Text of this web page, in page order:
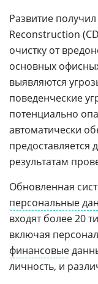
Развитие
Reconstruction
очистку от
основных
выявляются
поведенческие
потенциально
автоматически
предоставляется
результатам
Обновленная
персональные
входят более 20
включая
финансовые
личность, и